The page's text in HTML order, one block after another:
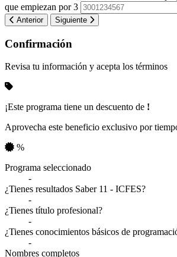
que empiezan por 3
Anterior Siguiente
Confirmación
Revisa tu información y acepta los términos
¡Este programa tiene un descuento de !
Aprovecha este beneficio exclusivo por
%
Resumen de tu información
Programa seleccionado
-
¿Tienes resultados Saber 11 - ICFES?
-
¿Tienes título profesional?
-
¿Tienes conocimientos básicos de
-
Nombres completos